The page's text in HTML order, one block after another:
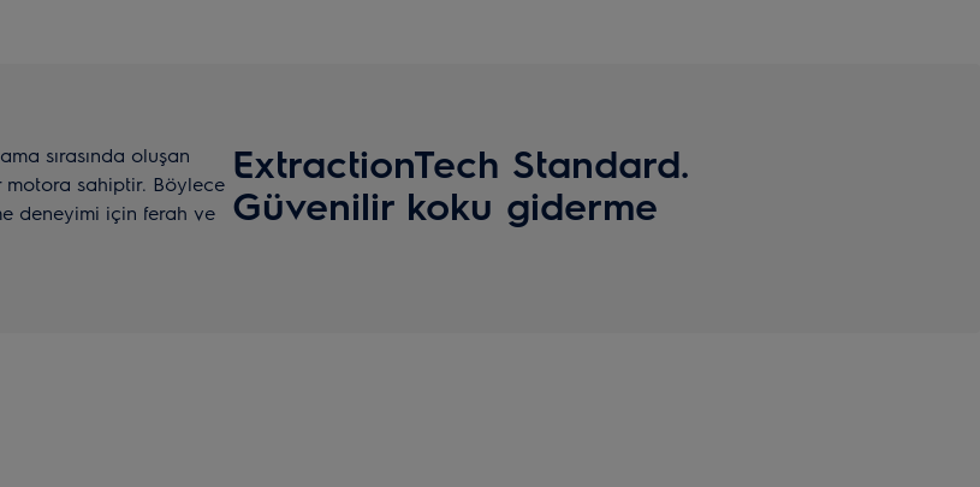
ExtractionTech Standard.
Güvenilir koku giderme
sırasında oluşan
sahiptir. Böylece
deneyimi için ferah ve